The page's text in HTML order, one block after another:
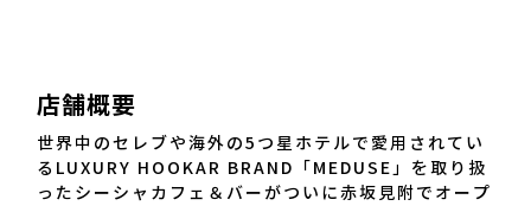
店舗概要
世界中のセレブや海外の5つ星ホテルで愛用されてい
るLUXURY HOOKAR BRAND「MEDUSE」を取り扱
ったシーシャカフェ＆バーがついに赤坂見附でオープ